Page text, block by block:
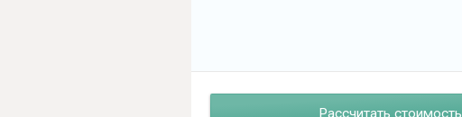
Рассчитать стоимость